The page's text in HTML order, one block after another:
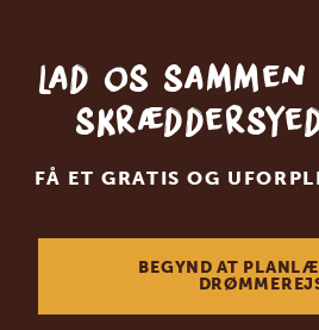
Lad os
FÅ ET GRATIS OG
BEGYND AT